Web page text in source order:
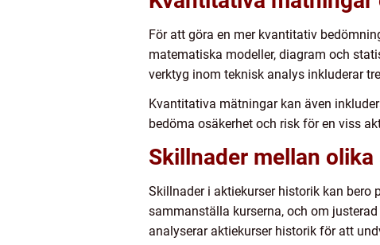
För att göra en mer kvantitativ
matematiska modeller, diagram och
verktyg inom teknisk analys inkluderar
Kvantitativa mätningar kan även
bedöma osäkerhet och risk för en viss
Skillnader mellan
Skillnader i aktiekurser historik kan bero
sammanställa kurserna, och om
analyserar aktiekurser historik för att